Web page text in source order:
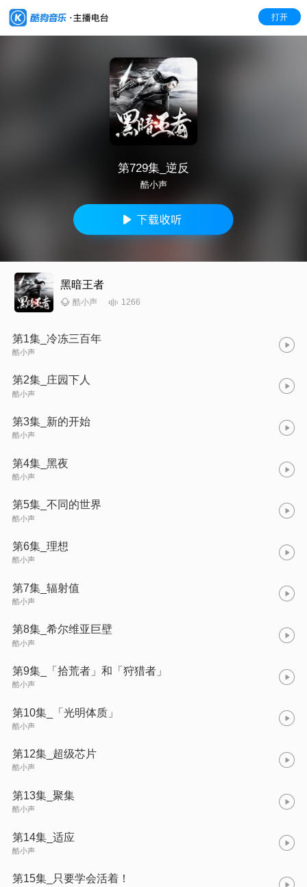
打开
第729集_逆反
酷小声
黑暗王者
酷小声 1266
第1集_冷冻三百年
酷小声
第2集_庄园下人
酷小声
第3集_新的开始
酷小声
第4集_黑夜
酷小声
第5集_不同的世界
酷小声
第6集_理想
酷小声
第7集_辐射值
酷小声
第8集_希尔维亚巨壁
酷小声
第9集_「拾荒者」和「狩猎者」
酷小声
第10集_「光明体质」
酷小声
第12集_超级芯片
酷小声
第13集_聚集
酷小声
第14集_适应
酷小声
第15集_只要学会活着！